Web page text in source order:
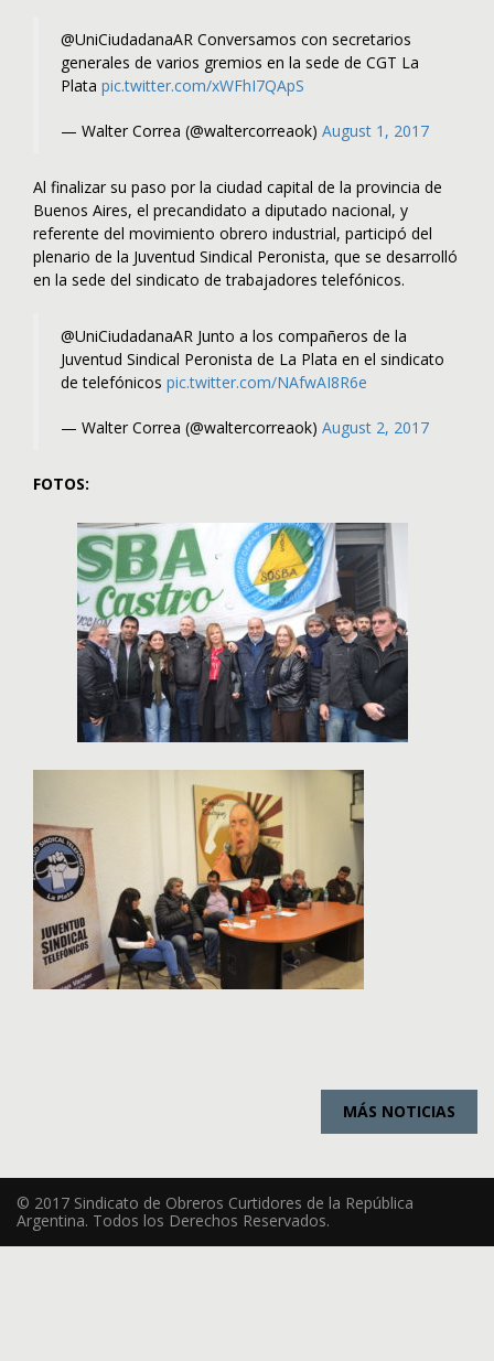
@UniCiudadanaAR Conversamos con secretarios
generales de varios gremios en la sede de CGT La
Plata pic.twitter.com/xWFhI7QApS
— Walter Correa (@waltercorreaok) August 1, 2017
Al finalizar su paso por la ciudad capital de la provincia de
Buenos Aires, el precandidato a diputado nacional, y
referente del movimiento obrero industrial, participó del
plenario de la Juventud Sindical Peronista, que se desarrolló
en la sede del sindicato de trabajadores telefónicos.
@UniCiudadanaAR Junto a los compañeros de la
Juventud Sindical Peronista de La Plata en el sindicato
de telefónicos pic.twitter.com/NAfwAI8R6e
— Walter Correa (@waltercorreaok) August 2, 2017
FOTOS:
MÁS NOTICIAS
© 2017 Sindicato de Obreros Curtidores de la República
Argentina. Todos los Derechos Reservados.